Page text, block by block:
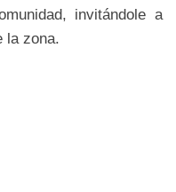
invitándole a
la zona.